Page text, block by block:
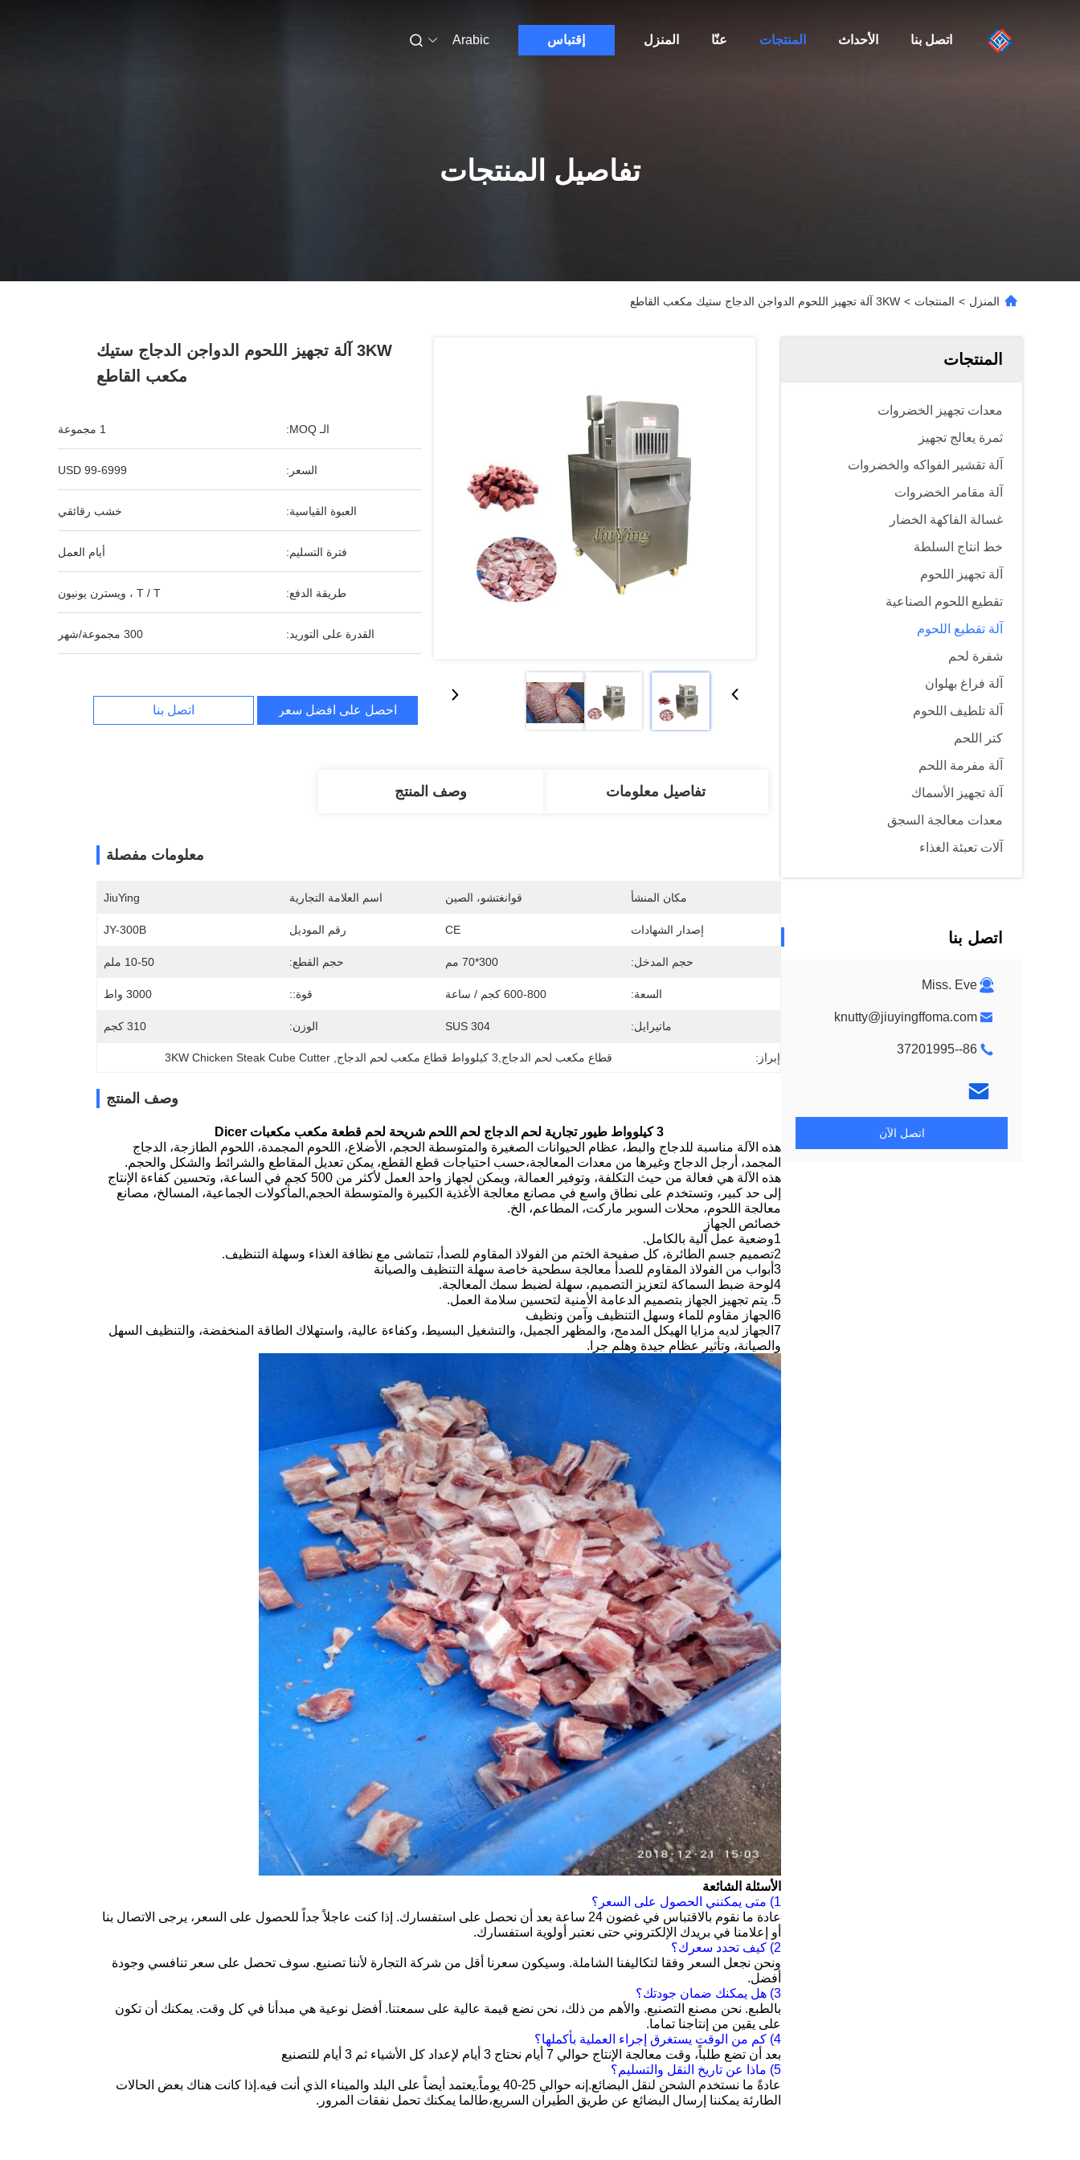
المنزل عنّا المنتجات الأحداث اتصل بنا إقتباس Arabic
تفاصيل المنتجات
المنزل > المنتجات > 3KW آلة تجهيز اللحوم الدواجن الدجاج ستيك مكعب القاطع
المنتجات
معدات تجهيز الخضروات
ثمرة يعالج تجهيز
آلة تقشير الفواكه والخضروات
آلة مقامر الخضروات
غسالة الفاكهة الخضار
خط انتاج السلطة
آلة تجهيز اللحوم
تقطيع اللحوم الصناعية
آلة تقطيع اللحوم
شفرة لحم
آلة فراغ بهلوان
آلة تلطيف اللحوم
كتر اللحم
آلة مفرمة اللحم
آلة تجهيز الأسماك
معدات معالجة السجق
آلات تعبئة الغذاء
اتصل بنا
Miss. Eve
knutty@jiuyingffoma.com
86--37201995
اتصل الآن
3KW آلة تجهيز اللحوم الدواجن الدجاج ستيك
مكعب القاطع
الـ MOQ: 1 مجموعة
السعر: USD 99-6999
العبوة القياسية: خشب رقائقي
فترة التسليم: أيام العمل
طريقة الدفع: T / T ، ويسترن يونيون
القدرة على التوريد: 300 مجموعة/شهر
احصل على افضل سعر اتصل بنا
تفاصيل معلومات وصف المنتج
معلومات مفصلة
مكان المنشأ قوانغتشو، الصين اسم العلامة التجارية JiuYing
إصدار الشهادات CE رقم الموديل JY-300B
حجم المدخل: 300*70 مم حجم القطع: 10-50 ملم
السعة: 600-800 كجم / ساعة قوة:: 3000 واط
ماتيرايل: SUS 304 الوزن: 310 كجم
إبراز: قطاع مكعب لحم الدجاج,3 كيلوواط قطاع مكعب لحم الدجاج ,
3KW Chicken Steak Cube Cutter
وصف المنتج
3 كيلوواط طيور تجارية لحم الدجاج لحم اللحم شريحة لحم قطعة مكعب مكعبات Dicer
هذه الآلة مناسبة للدجاج والبط، عظام الحيوانات الصغيرة والمتوسطة الحجم، الأضلاع، اللحوم المجمدة، اللحوم الطازجة، الدجاج
المجمد، أرجل الدجاج وغيرها من معدات المعالجة،حسب احتياجات قطع القطع، يمكن تعديل المقاطع والشرائط والشكل والحجم.
هذه الآلة هي فعالة من حيث التكلفة، وتوفير العمالة، ويمكن لجهاز واحد العمل لأكثر من 500 كجم في الساعة، وتحسين كفاءة الإنتاج
إلى حد كبير، وتستخدم على نطاق واسع في مصانع معالجة الأغذية الكبيرة والمتوسطة الحجم,المأكولات الجماعية، المسالخ، مصانع
معالجة اللحوم، محلات السوبر ماركت، المطاعم، الخ.
خصائص الجهاز
1وضعية عمل آلية بالكامل.
2تصميم جسم الطائرة، كل صفيحة الختم من الفولاذ المقاوم للصدأ، تتماشى مع نظافة الغذاء وسهلة التنظيف.
3أبواب من الفولاذ المقاوم للصدأ معالجة سطحية خاصة سهلة التنظيف والصيانة
4لوحة ضبط السماكة لتعزيز التصميم، سهلة لضبط سمك المعالجة.
5. يتم تجهيز الجهاز بتصميم الدعامة الأمنية لتحسين سلامة العمل.
6الجهاز مقاوم للماء وسهل التنظيف وآمن ونظيف
7الجهاز لديه مزايا الهيكل المدمج، والمظهر الجميل، والتشغيل البسيط، وكفاءة عالية، واستهلاك الطاقة المنخفضة، والتنظيف السهل
والصيانة، وتأثير عظام جيدة وهلم جرا.
الأسئلة الشائعة
1) متى يمكنني الحصول على السعر؟
عادة ما نقوم بالاقتباس في غضون 24 ساعة بعد أن نحصل على استفسارك. إذا كنت عاجلاً جداً للحصول على السعر، يرجى الاتصال بنا
أو إعلامنا في بريدك الإلكتروني حتى نعتبر أولوية استفسارك.
2) كيف تحدد سعرك؟
ونحن نجعل السعر وفقا لتكاليفنا الشاملة. وسيكون سعرنا أقل من شركة التجارة لأننا تصنيع. سوف تحصل على سعر تنافسي وجودة
أفضل.
3) هل يمكنك ضمان جودتك؟
بالطبع. نحن مصنع التصنيع. والأهم من ذلك، نحن نضع قيمة عالية على سمعتنا. أفضل نوعية هي مبدأنا في كل وقت. يمكنك أن تكون
على يقين من إنتاجنا تماما.
4) كم من الوقت يستغرق إجراء العملية بأكملها؟
بعد أن تضع طلباً، وقت معالجة الإنتاج حوالي 7 أيام نحتاج 3 أيام لإعداد كل الأشياء ثم 3 أيام للتصنيع
5) ماذا عن تاريخ النقل والتسليم؟
عادةً ما نستخدم الشحن لنقل البضائع.إنه حوالي 25-40 يوماً.يعتمد أيضاً على البلد والميناء الذي أنت فيه.إذا كانت هناك بعض الحالات
الطارئة يمكننا إرسال البضائع عن طريق الطيران السريع،طالما يمكنك تحمل نفقات المرور.